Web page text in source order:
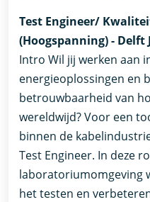
Test Engineer/
(Hoogspanning) -
Intro Wil jij werken aan
energieoplossingen en
betrouwbaarheid van
wereldwijd? Voor een
binnen de
Test Engineer. In deze
laboratoriumomgeving
het testen en